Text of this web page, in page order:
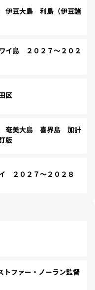
豆大島 利島（伊豆諸
島 ２０２７～２０２
区
奄美大島 喜界島 加計
版
２０２７～２０２８
ファー・ノーラン監督